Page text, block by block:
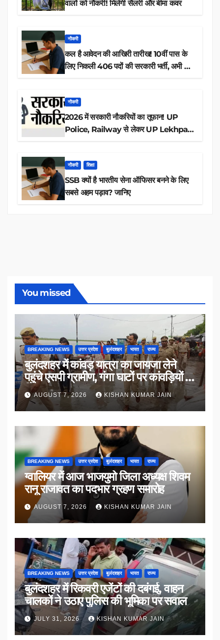
वालों को नौकरी! मिलेगी सैलरी और बीमा कवर
नौकरी
कल है आवेदन की आखिरी तारीख! 10वीं पास के
लिए निकली 406 पदों की सरकारी भर्ती, अभी करें
नौकरी
2026 में सरकारी नौकरियों का तूफान! UP
Police, Railway से लेकर UP Lekhpal
नौकरी शिक्षा
SSB क्यों है भारतीय सेना ऑफिसर बनने के लिए
सबसे अहम पड़ाव? जानिए
You missed
BREAKING NEWS उत्तर प्रदेश बुलंदशहर भारत राज्य
बुलंदशहर में कांवड़ यात्रा का जायजा लेने
पहुंचे एसपी ग्रामीण, गंगा घाटों पर कांवड़ियों से
किया संवाद
AUGUST 7, 2026 KISHAN KUMAR JAIN
BREAKING NEWS उत्तर प्रदेश बुलंदशहर भारत राज्य
ग्वालियर में आज भाजयुमो जिला अध्यक्ष शिवम
रानू राजावत का पदभार ग्रहण समारोह
AUGUST 7, 2026 KISHAN KUMAR JAIN
BREAKING NEWS उत्तर प्रदेश बुलंदशहर भारत राज्य
बुलंदशहर में रिकवरी एजेंटों की दबंगई, वाहन
चालकों ने उठाए पुलिस की भूमिका पर सवाल
JULY 31, 2026 KISHAN KUMAR JAIN